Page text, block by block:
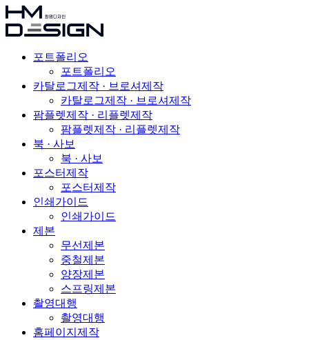
포트폴리오
포트폴리오
카탈로그제작 · 브로셔제작
카탈로그제작 · 브로셔제작
팜플렛제작 · 리플렛제작
팜플렛제작 · 리플렛제작
북 · 사보
북 · 사보
포스터제작
포스터제작
인쇄가이드
인쇄가이드
제본
무선제본
중철제본
양장제본
스프링제본
촬영대행
촬영대행
홈페이지제작